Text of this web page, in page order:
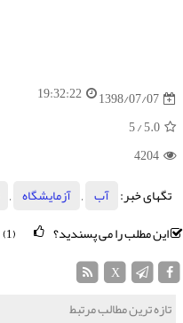
1398/07/07
19:32:22
5.0
/ 5
4204
تگهای خبر:
آب , آزمایشگاه ,
این مطلب را می پسندید؟
تازه ترین مطالب مرتبط